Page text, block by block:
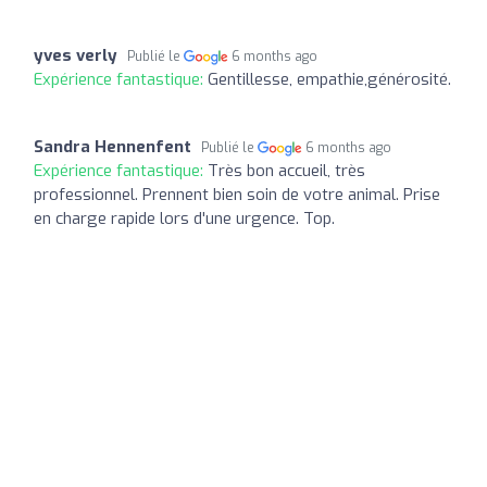
yves verly Publié le 6 months ago
Expérience fantastique: Gentillesse, empathie,générosité.
Sandra Hennenfent Publié le 6 months ago
Expérience fantastique: Très bon accueil, très
professionnel. Prennent bien soin de votre animal. Prise
en charge rapide lors d'une urgence. Top.